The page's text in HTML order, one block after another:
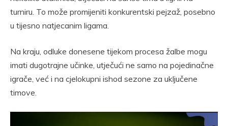
turniru. To može promijeniti konkurentski pejzaž, posebno
u tijesno natjecanim ligama.
Na kraju, odluke donesene tijekom procesa žalbe mogu
imati dugotrajne učinke, utječući ne samo na pojedinačne
igrače, već i na cjelokupni ishod sezone za uključene
timove.